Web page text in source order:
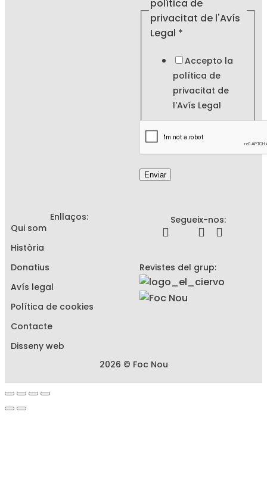
política de
privacitat de l'Avís
Legal *
Accepto la
política de
privacitat de
l'Avís Legal
Enviar
Enllaços:
Qui som
Història
Donatius
Avís legal
Política de cookies
Contacte
Disseny web
Segueix-nos:
Revistes del grup:
2026 © Foc Nou